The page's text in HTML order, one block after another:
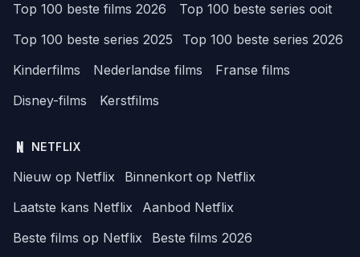
Top 100 beste films 2026
Top 100 beste series ooit
Top 100 beste series 2025
Top 100 beste series 2026
Kinderfilms
Nederlandse films
Franse films
Disney-films
Kerstfilms
NETFLIX
Nieuw op Netflix
Binnenkort op Netflix
Laatste kans Netflix
Aanbod Netflix
Beste films op Netflix
Beste films 2026